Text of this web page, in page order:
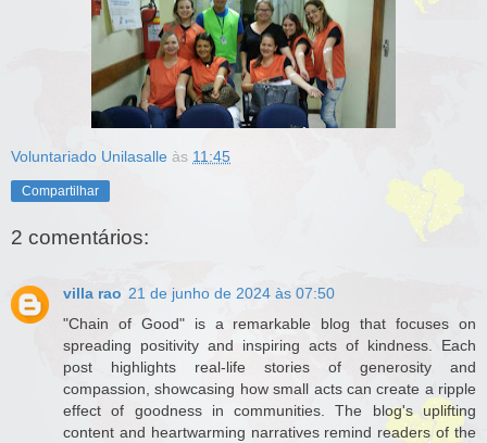
Voluntariado Unilasalle às 11:45
Compartilhar
2 comentários:
villa rao 21 de junho de 2024 às 07:50
"Chain of Good" is a remarkable blog that focuses on
spreading positivity and inspiring acts of kindness. Each
post highlights real-life stories of generosity and
compassion, showcasing how small acts can create a ripple
effect of goodness in communities. The blog's uplifting
content and heartwarming narratives remind readers of the